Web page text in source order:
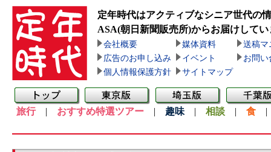
定年時代はアクティブなシニア世代の
ASA(朝日新聞販売所)からお届けしてい
会社概要 媒体資料
送稿マ
広告のお申し込み
イベント
お問い
個人情報保護方針
サイトマップ
旅行| おすすめ特選ツアー | 趣味 | 相談 | 食